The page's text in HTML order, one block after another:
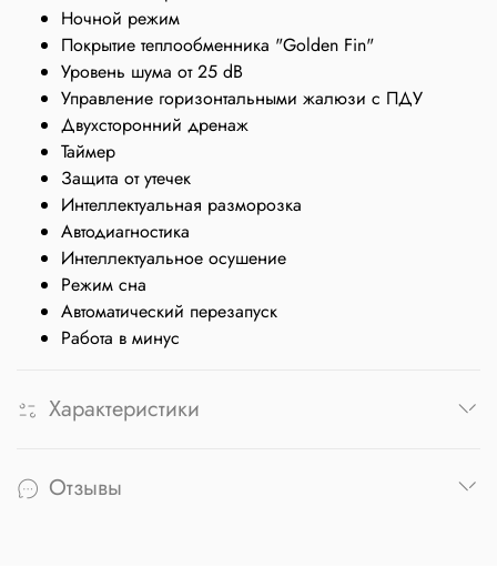
Ночной режим
Покрытие теплообменника "Golden Fin"
Уровень шума от 25 dB
Управление горизонтальными жалюзи с ПДУ
Двухсторонний дренаж
Таймер
Защита от утечек
Интеллектуальная разморозка
Автодиагностика
Интеллектуальное осушение
Режим сна
Автоматический перезапуск
Работа в минус
Характеристики
Отзывы